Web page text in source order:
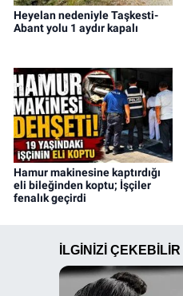
Heyelan nedeniyle Taşkesti-
Abant yolu 1 aydır kapalı
Hamur makinesine kaptırdığı
eli bileğinden koptu; İşçiler
fenalık geçirdi